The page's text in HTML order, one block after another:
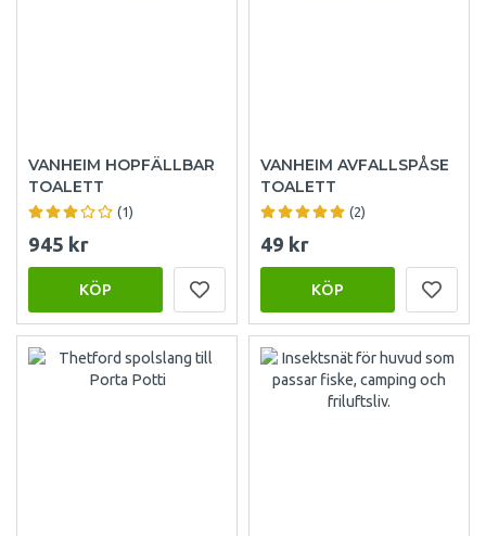
VANHEIM HOPFÄLLBAR
TOALETT
(1)
945 kr
KÖP
VANHEIM AVFALLSPÅSE
TOALETT
(2)
49 kr
KÖP